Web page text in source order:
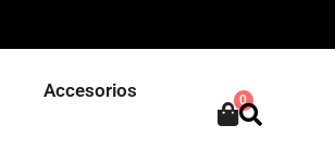
Accesorios 0